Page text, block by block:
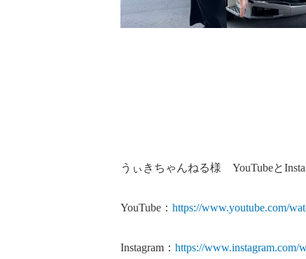
うぃきちゃんねる様 YouTubeと
YouTube： https://www.youtube.com/
Instagram： https://www.instagram.com/